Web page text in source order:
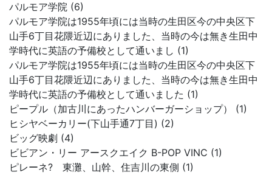
パルモア学院 (6)
パルモア学院は1955年頃には当時の生田区今の中央区下
山手6丁目花隈近辺にありました、当時の今は無き生田中
学時代に英語の予備校として通いまし (1)
パルモア学院は1955年頃には当時の生田区今の中央区下
山手6丁目花隈近辺にありました、当時の今は無き生田中
学時代に英語の予備校として通いました (1)
ピープル（加古川にあったハンバーガーショップ） (1)
ヒシヤベーカリー(下山手通7丁目) (2)
ビッグ映劇 (4)
ビビアン・リー アースクエイク B-POP VINC (1)
ピレーネ? 東灘、山幹、住吉川の東側 (1)